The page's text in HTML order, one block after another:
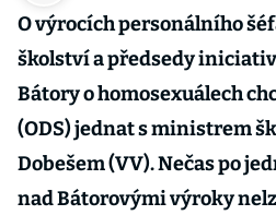
O výrocích personálního
školství a předsedy
Bátory o homosexuálech
(ODS) jednat s ministrem
Dobešem (VV). Nečas po
nad Bátorovými výroky